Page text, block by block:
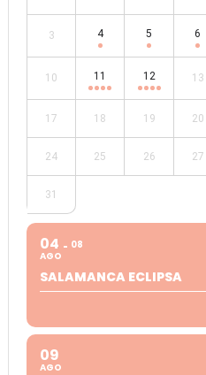
3 4 5 6
10 11 12 13
17 18 19 20
24 25 26 27
31
04
AGO
08
SALAMANCA ECLIPSA
09
AGO